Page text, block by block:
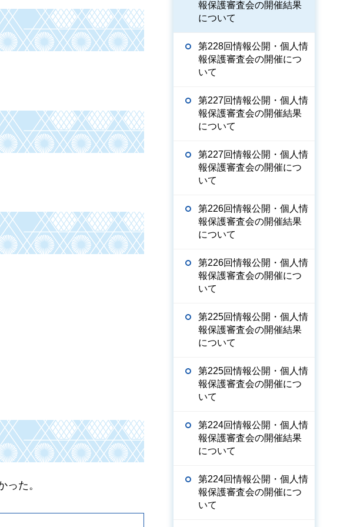
た。
報保護審査会の開催結果
について
第228回情報公開・個人情
報保護審査会の開催につ
いて
第227回情報公開・個人情
報保護審査会の開催結果
について
第227回情報公開・個人情
報保護審査会の開催につ
いて
第226回情報公開・個人情
報保護審査会の開催結果
について
第226回情報公開・個人情
報保護審査会の開催につ
いて
第225回情報公開・個人情
報保護審査会の開催結果
について
第225回情報公開・個人情
報保護審査会の開催につ
いて
第224回情報公開・個人情
報保護審査会の開催結果
について
第224回情報公開・個人情
報保護審査会の開催につ
いて